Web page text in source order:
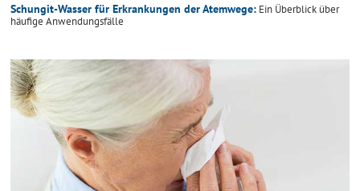
Schungit-Wasser für Erkrankungen der Atemwege:Ein Überblick über
häufige Anwendungsfälle